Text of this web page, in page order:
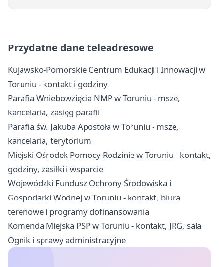
Przydatne dane teleadresowe
Kujawsko-Pomorskie Centrum Edukacji i Innowacji w
Toruniu - kontakt i godziny
Parafia Wniebowzięcia NMP w Toruniu - msze,
kancelaria, zasięg parafii
Parafia św. Jakuba Apostoła w Toruniu - msze,
kancelaria, terytorium
Miejski Ośrodek Pomocy Rodzinie w Toruniu - kontakt,
godziny, zasiłki i wsparcie
Wojewódzki Fundusz Ochrony Środowiska i
Gospodarki Wodnej w Toruniu - kontakt, biura
terenowe i programy dofinansowania
Komenda Miejska PSP w Toruniu - kontakt, JRG, sala
Ognik i sprawy administracyjne